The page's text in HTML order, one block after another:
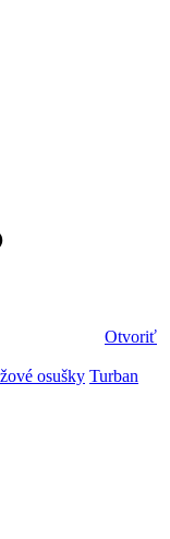
Otvoriť
osušky Turban